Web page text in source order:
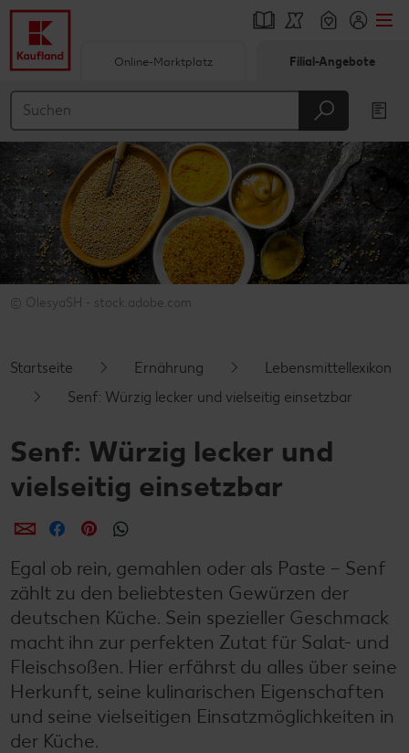
Hauptinhalt
Footer
Schwebender Seitenbereich
Online-Marktplatz Filial-Angebote
© OlesyaSH - stock.adobe.com
Startseite Ernährung
Lebensmittellexikon
Senf: Würzig lecker und vielseitig einsetzbar
Senf: Würzig lecker und
vielseitig einsetzbar
per E-Mail teilen
per Facebook teilen
per Pinterest teilen
Egal ob rein, gemahlen oder als Paste – Senf
zählt zu den beliebtesten Gewürzen der
deutschen Küche. Sein spezieller Geschmack
macht ihn zur perfekten Zutat für Salat- und
Fleischsoßen. Hier erfährst du alles über seine
Herkunft, seine kulinarischen Eigenschaften
und seine vielseitigen Einsatzmöglichkeiten in
der Küche.